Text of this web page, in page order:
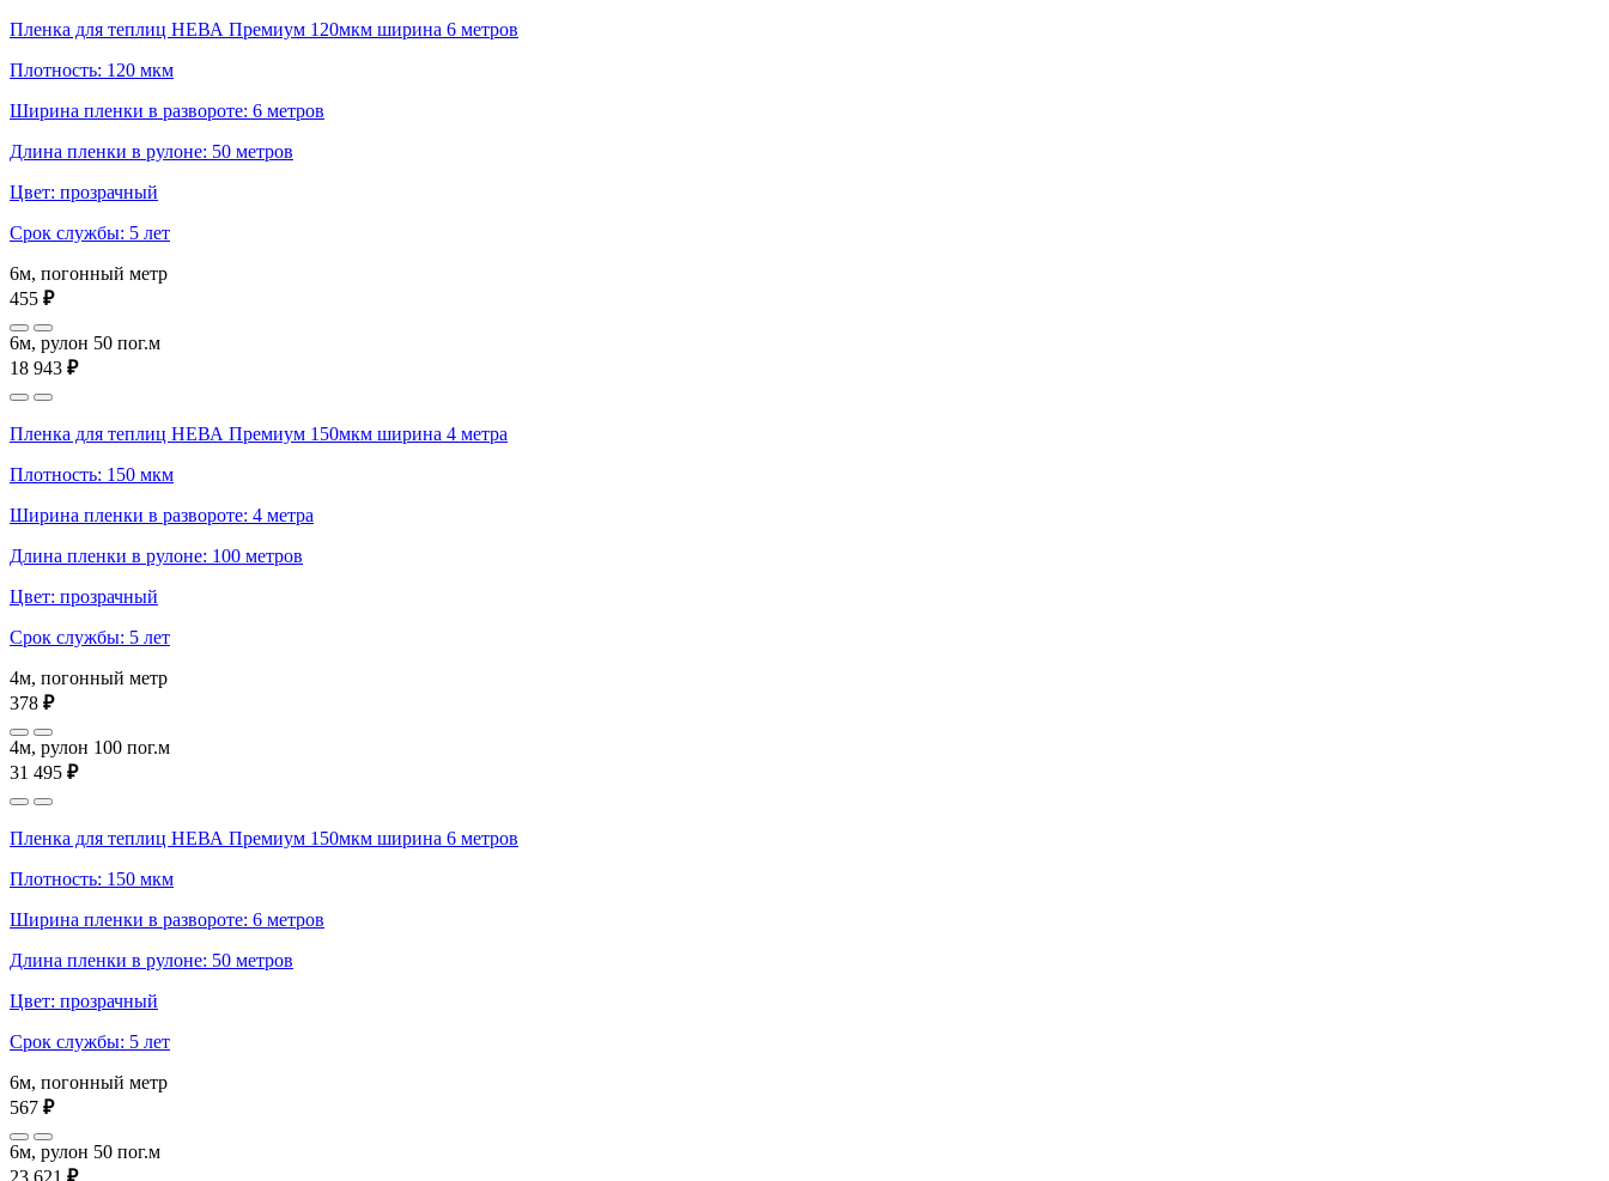
Пленка для теплиц НЕВА Премиум 120мкм ширина 6 метров
Плотность: 120 мкм
Ширина пленки в развороте: 6 метров
Длина пленки в рулоне: 50 метров
Цвет: прозрачный
Срок службы: 5 лет
6м, погонный метр
455 ₽
6м, рулон 50 пог.м
18 943 ₽
Пленка для теплиц НЕВА Премиум 150мкм ширина 4 метра
Плотность: 150 мкм
Ширина пленки в развороте: 4 метра
Длина пленки в рулоне: 100 метров
Цвет: прозрачный
Срок службы: 5 лет
4м, погонный метр
378 ₽
4м, рулон 100 пог.м
31 495 ₽
Пленка для теплиц НЕВА Премиум 150мкм ширина 6 метров
Плотность: 150 мкм
Ширина пленки в развороте: 6 метров
Длина пленки в рулоне: 50 метров
Цвет: прозрачный
Срок службы: 5 лет
6м, погонный метр
567 ₽
6м, рулон 50 пог.м
23 621 ₽